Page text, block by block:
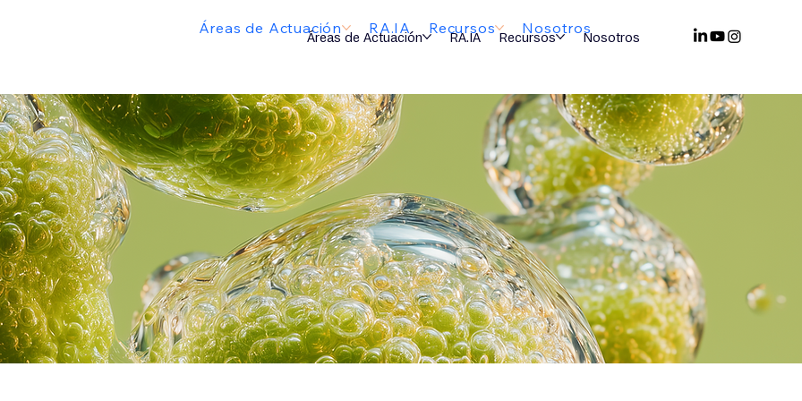
Áreas de Actuación RA.IA Recursos Nosotros
Áreas de Actuación RA.IA Recursos Nosotros